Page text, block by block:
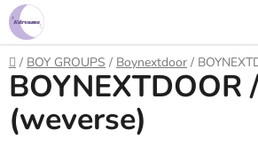
Prejsť
na
obsah
Domov
/ BOY GROUPS / Boynextdoor /
BOYNEXTDOOR
(weverse)